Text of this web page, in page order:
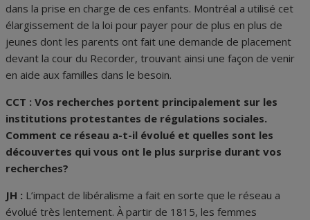
dans la prise en charge de ces enfants. Montréal a utilisé cet
élargissement de la loi pour payer pour de plus en plus de
jeunes dont les parents ont fait une demande de placement
devant la cour du Recorder, trouvant ainsi une façon de venir
en aide aux familles dans le besoin.
CCT : Vos recherches portent principalement sur les
institutions protestantes de régulations sociales.
Comment ce réseau a-t-il évolué et quelles sont les
découvertes qui vous ont le plus surprise durant vos
recherches?
JH : L’impact de libéralisme a fait en sorte que le réseau a
évolué très lentement. À partir de 1815, les femmes